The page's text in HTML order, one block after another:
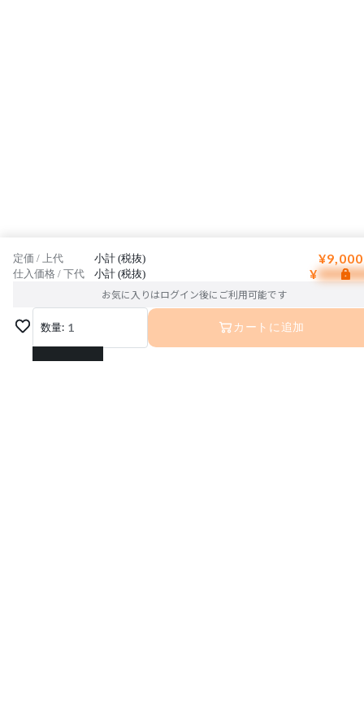
定価 / 上代 小計 (税抜)
仕入価格 / 下代 小計 (税抜) ¥
お気に入りはログイン後にご利用可能です
数量: 1
1
カートに追加